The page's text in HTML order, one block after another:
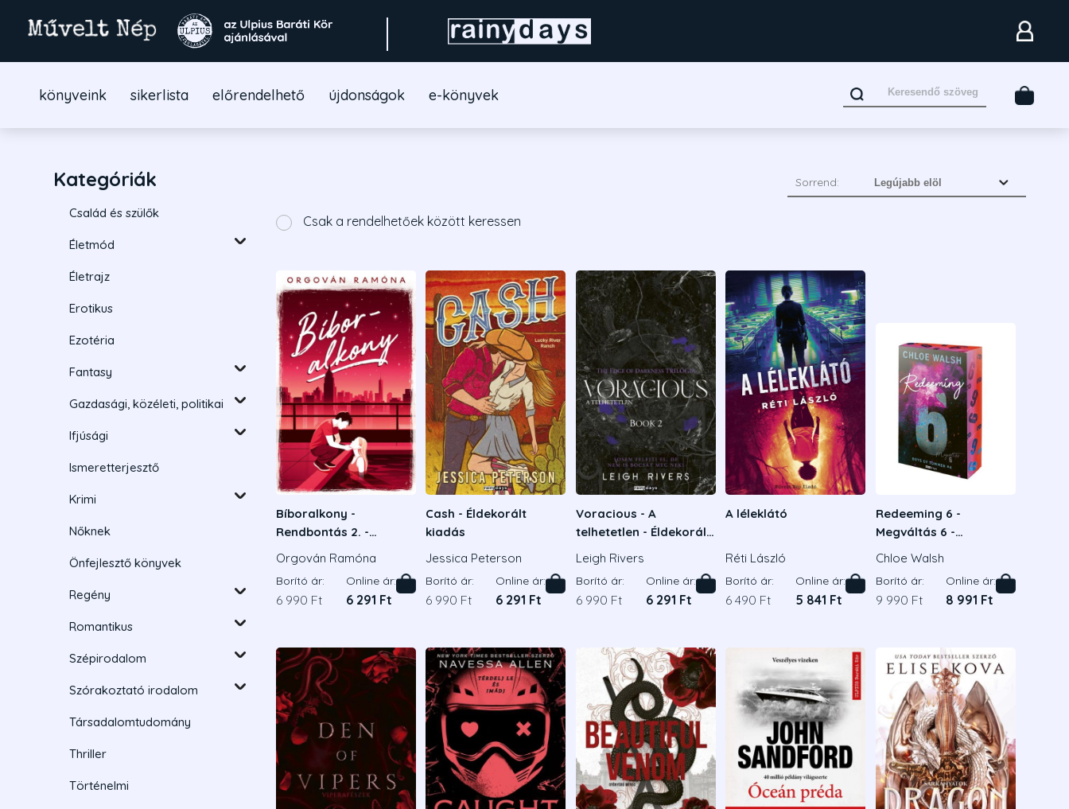
könyveink sikerlista előrendelhető újdonságok e-könyvek
Kategóriák
Család és szülők
Életmód
Életrajz
Erotikus
Ezotéria
Fantasy
Gazdasági, közéleti, politikai
Ifjúsági
Ismeretterjesztő
Krimi
Nőknek
Önfejlesztő könyvek
Regény
Romantikus
Szépirodalom
Szórakoztató irodalom
Társadalomtudomány
Thriller
Történelmi
Sorrend:
Csak a rendelhetőek között keressen
Bíboralkony -
Rendbontás 2. -
Éldekorált kiadás
Orgován Ramóna
Borító ár:
6 990 Ft
Online ár:
6 291 Ft
Cash - Éldekorált
kiadás
Jessica Peterson
Borító ár:
6 990 Ft
Online ár:
6 291 Ft
Voracious - A
telhetetlen - Éldekorált
kiadás
Leigh Rivers
Borító ár:
6 990 Ft
Online ár:
6 291 Ft
A léleklátó
Réti László
Borító ár:
6 490 Ft
Online ár:
5 841 Ft
Redeeming 6 -
Megváltás 6 -
Éldekorált kiadás
Chloe Walsh
Borító ár:
9 990 Ft
Online ár:
8 991 Ft